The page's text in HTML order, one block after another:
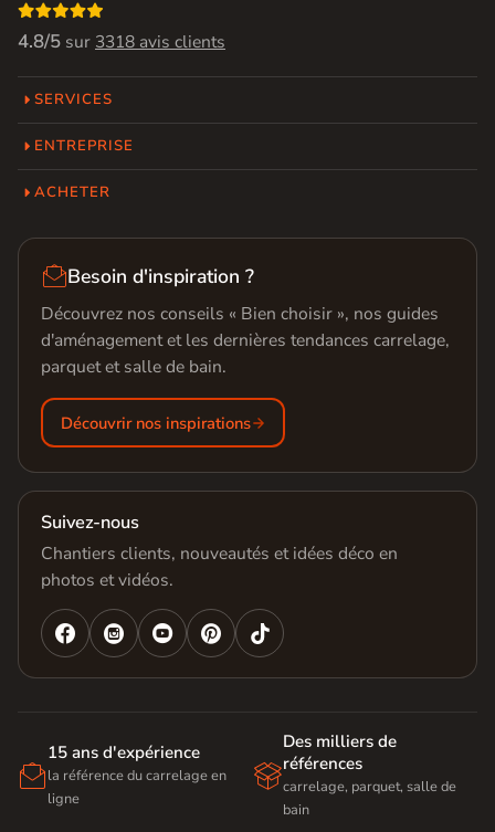

4.8/5 sur 3318 avis clients
SERVICES
ENTREPRISE
ACHETER
Besoin d'inspiration ?
Découvrez nos conseils « Bien choisir », nos guides
d'aménagement et les dernières tendances carrelage,
parquet et salle de bain.
Découvrir nos inspirations
Suivez-nous
Chantiers clients, nouveautés et idées déco en
photos et vidéos.
   

15 ans d'expérience
la référence du carrelage en
ligne

Des milliers de
références
carrelage, parquet, salle de
bain